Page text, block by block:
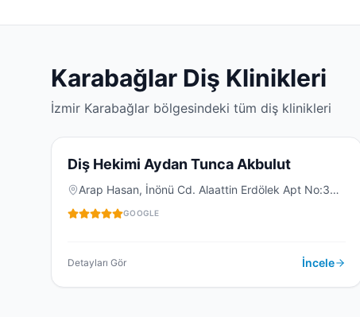
Karabağlar Diş Klinikleri
İzmir Karabağlar bölgesindeki tüm diş klinikleri
D
DIŞ KLINIĞI
Diş Hekimi Aydan Tunca Akbulut
Arap Hasan, İnönü Cd. Alaattin Erdölek Apt No:335
Kat: 1 Daire: 1, 35150 Karabağlar/İzmir, Türkiye
GOOGLE
Detayları Gör İncele